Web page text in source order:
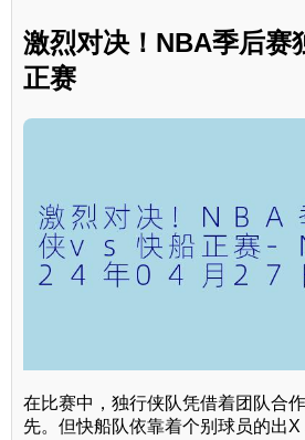
激烈对决！NBA季后赛
正赛
在比赛中，独行侠队凭借着团队合
先。但快船队依靠着个别球员的出